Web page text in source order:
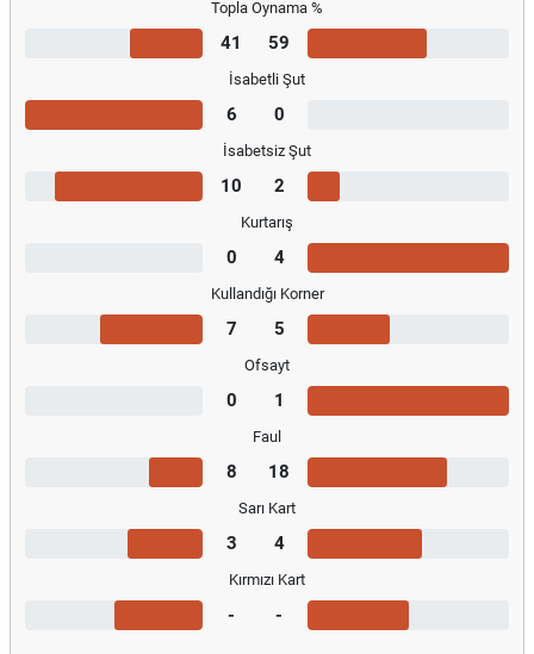
Topla Oynama %
41 59
İsabetli Şut
6 0
İsabetsiz Şut
10 2
Kurtarış
0 4
Kullandığı Korner
7 5
Ofsayt
0 1
Faul
8 18
Sarı Kart
3 4
Kırmızı Kart
- -